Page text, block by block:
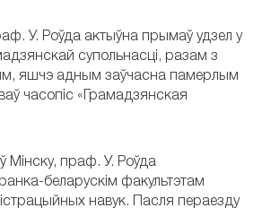
У. Роўда актыўна прымаў удзел у
супольнасці, разам з
яшчэ адным заўчасна памерлым
часопіс «Грамадзянская
Мінску, праф. У. Роўда
беларускім факультэтам
навук. Пасля пераезду